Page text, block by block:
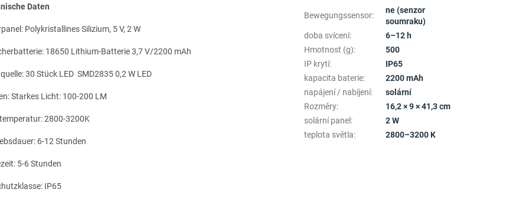
Daten
Polykristallines Silizium, 5 V, 2 W
18650 Lithium-Batterie 3,7 V/2200 mAh
30 Stück LED SMD2835 0,2 W LED
Starkes Licht: 100-200 LM
2800-3200K
6-12 Stunden
5-6 Stunden
IP65
Bewegungssensor:
ne (senzor
soumraku)
doba svícení:
6–12 h
Hmotnost (g):
500
IP krytí:
IP65
kapacita baterie:
2200 mAh
napájení / nabíjení:
solární
Rozměry:
16,2 × 9 × 41,3 cm
solární panel :
2 W
teplota světla: 2800–3200 K